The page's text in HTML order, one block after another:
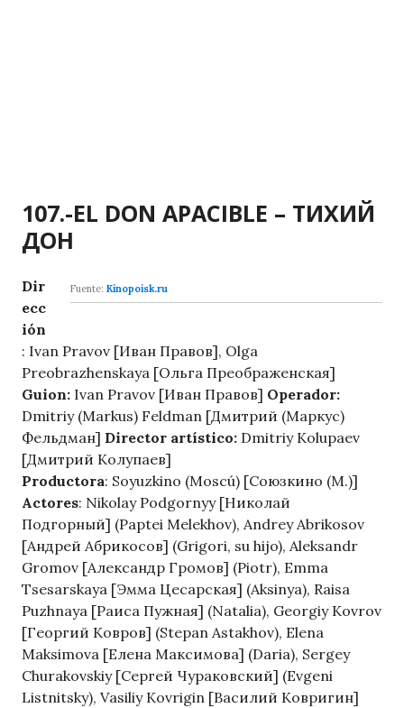
107.-EL DON APACIBLE – ТИХИЙ
ДОН
Fuente: Kinopoisk.ru
Dir
ecc
ión
: Ivan Pravov [Иван Правов], Olga
Preobrazhenskaya [Ольга Преображенская]
Guion: Ivan Pravov [Иван Правов] Operador:
Dmitriy (Markus) Feldman [Дмитрий (Маркус)
Фельдман] Director artístico: Dmitriy Kolupaev
[Дмитрий Колупаев]
Productora: Soyuzkino (Moscú) [Союзкино (М.)]
Actores: Nikolay Podgornyy [Николай
Подгорный] (Paptei Melekhov), Andrey Abrikosov
[Андрей Абрикосов] (Grigori, su hijo), Aleksandr
Gromov [Александр Громов] (Piotr), Emma
Tsesarskaya [Эмма Цесарская] (Aksinya), Raisa
Puzhnaya [Раиса Пужная] (Natalia), Georgiy Kovrov
[Георгий Ковров] (Stepan Astakhov), Elena
Maksimova [Елена Максимова] (Daria), Sergey
Churakovskiy [Сергей Чураковский] (Evgeni
Listnitsky), Vasiliy Kovrigin [Василий Ковригин]